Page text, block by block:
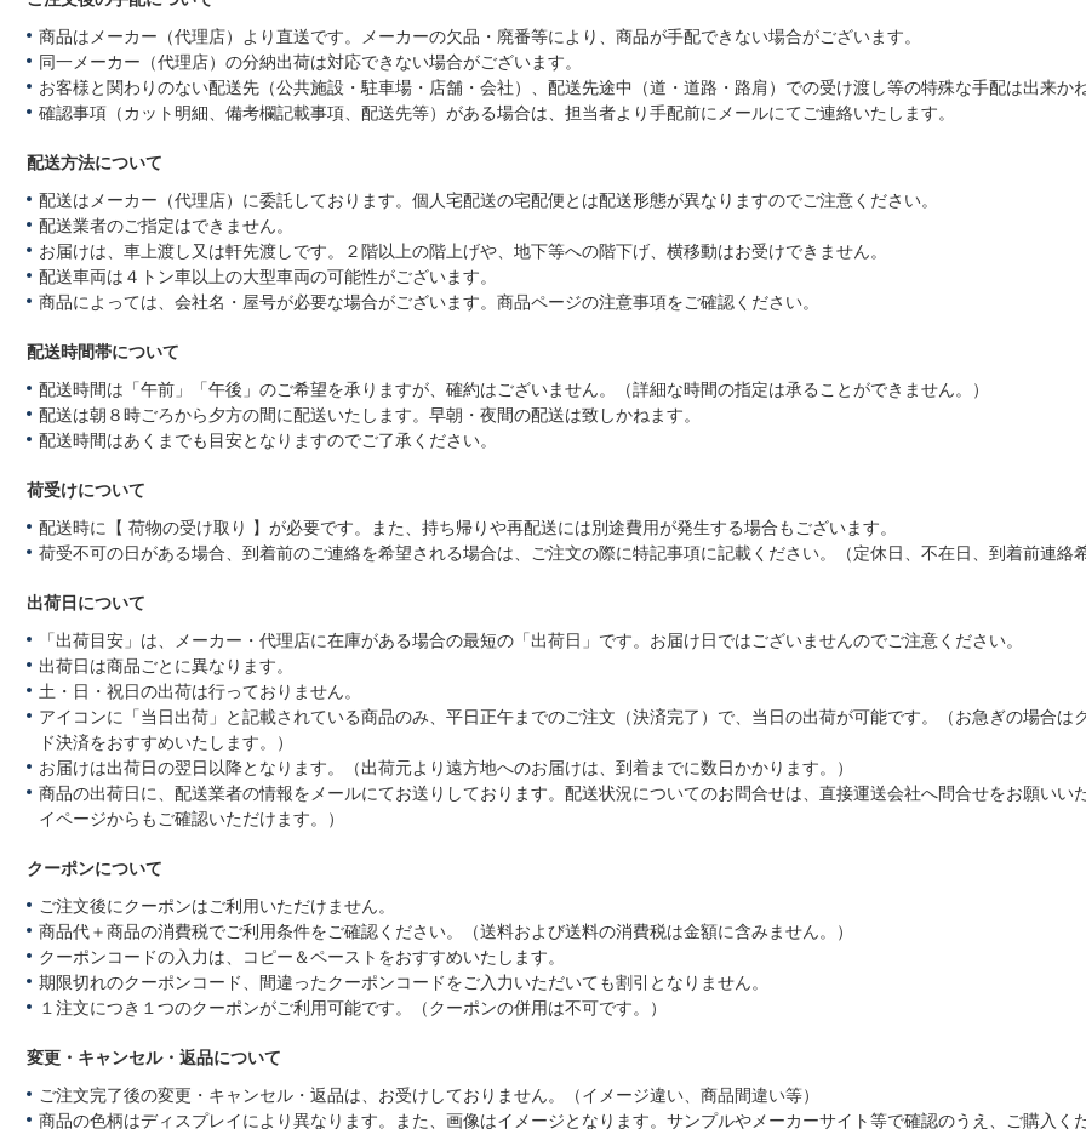
商品はメーカー（代理店）より直送です。メーカーの欠品・廃番等により、商品が手配できない場合がございます。
同一メーカー（代理店）の分納出荷は対応できない場合がございます。
お客様と関わりのない配送先（公共施設・駐車場・店舗・会社）、配送先途中（道・道路・路肩）での受け渡し等の特殊な手配は出来かね
確認事項（カット明細、備考欄記載事項、配送先等）がある場合は、担当者より手配前にメールにてご連絡いたします。
配送方法について
配送はメーカー（代理店）に委託しております。個人宅配送の宅配便とは配送形態が異なりますのでご注意ください。
配送業者のご指定はできません。
お届けは、車上渡し又は軒先渡しです。２階以上の階上げや、地下等への階下げ、横移動はお受けできません。
配送車両は４トン車以上の大型車両の可能性がございます。
商品によっては、会社名・屋号が必要な場合がございます。商品ページの注意事項をご確認ください。
配送時間帯について
配送時間は「午前」「午後」のご希望を承りますが、確約はございません。（詳細な時間の指定は承ることができません。）
配送は朝８時ごろから夕方の間に配送いたします。早朝・夜間の配送は致しかねます。
配送時間はあくまでも目安となりますのでご了承ください。
荷受けについて
配送時に【 荷物の受け取り 】が必要です。また、持ち帰りや再配送には別途費用が発生する場合もございます。
荷受不可の日がある場合、到着前のご連絡を希望される場合は、ご注文の際に特記事項に記載ください。（定休日、不在日、到着前連絡希
出荷日について
「出荷目安」は、メーカー・代理店に在庫がある場合の最短の「出荷日」です。お届け日ではございませんのでご注意ください。
出荷日は商品ごとに異なります。
土・日・祝日の出荷は行っておりません。
アイコンに「当日出荷」と記載されている商品のみ、平日正午までのご注文（決済完了）で、当日の出荷が可能です。（お急ぎの場合は
ド決済をおすすめいたします。）
お届けは出荷日の翌日以降となります。（出荷元より遠方地へのお届けは、到着までに数日かかります。）
商品の出荷日に、配送業者の情報をメールにてお送りしております。配送状況についてのお問合せは、直接運送会社へ問合せをお願いい
イページからもご確認いただけます。）
クーポンについて
ご注文後にクーポンはご利用いただけません。
商品代＋商品の消費税でご利用条件をご確認ください。（送料および送料の消費税は金額に含みません。）
クーポンコードの入力は、コピー＆ペーストをおすすめいたします。
期限切れのクーポンコード、間違ったクーポンコードをご入力いただいても割引となりません。
１注文につき１つのクーポンがご利用可能です。（クーポンの併用は不可です。）
変更・キャンセル・返品について
ご注文完了後の変更・キャンセル・返品は、お受けしておりません。（イメージ違い、商品間違い等）
商品の色柄はディスプレイにより異なります。また、画像はイメージとなります。サンプルやメーカーサイト等で確認のうえ、ご購入く